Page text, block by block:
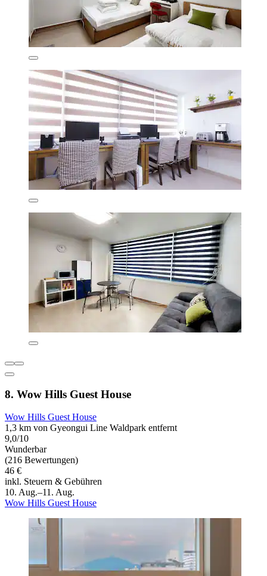
8. Wow Hills Guest House
Wow Hills Guest House
1,3 km von Gyeongui Line Waldpark entfernt
9,0/10
Wunderbar
(216 Bewertungen)
46 €
inkl. Steuern & Gebühren
10. Aug.–11. Aug.
Wow Hills Guest House